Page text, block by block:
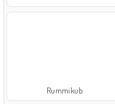
Rummikub